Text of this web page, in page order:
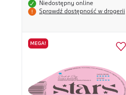
Niedostępny online
Sprawdź dostępność w drogerii
MEGA!